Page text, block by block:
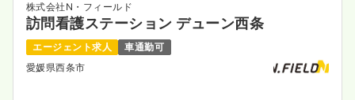
株式会社N・フィールド
訪問看護ステーション デューン西条
エージェント求人
車通勤可
愛媛県西条市